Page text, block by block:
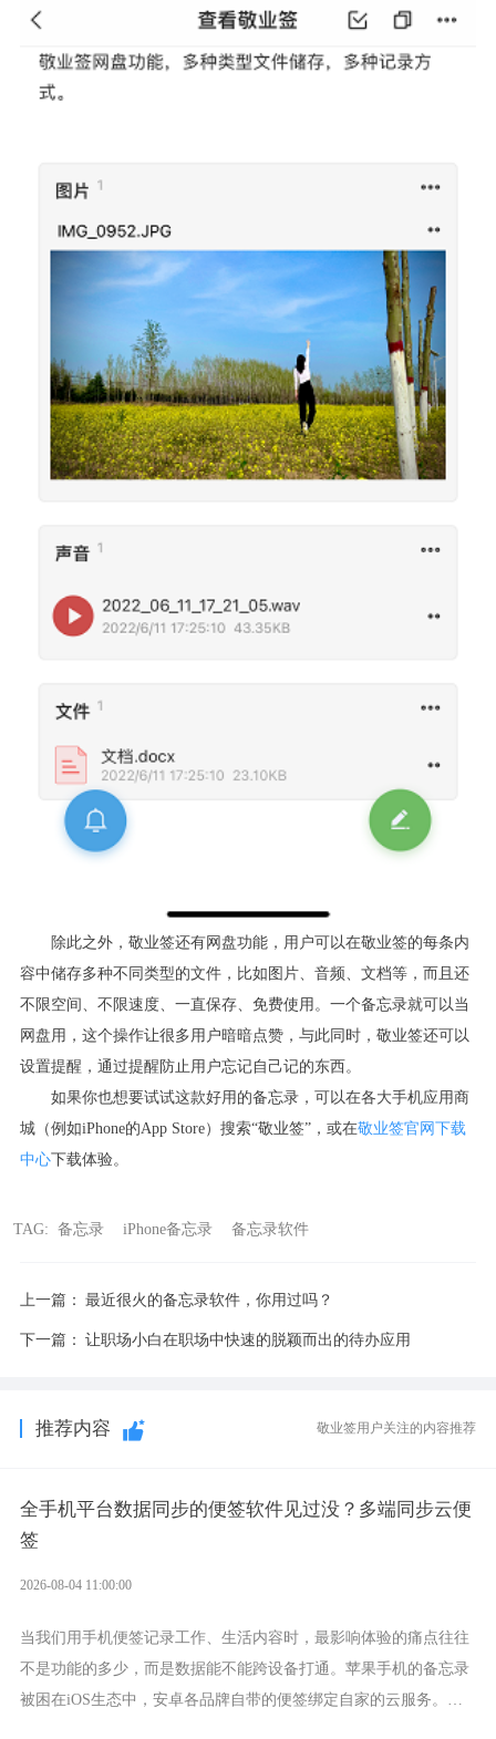
除此之外，敬业签还有网盘功能，用户可以在敬业签的每条内
容中储存多种不同类型的文件，比如图片、音频、文档等，而且还
不限空间、不限速度、一直保存、免费使用。一个备忘录就可以当
网盘用，这个操作让很多用户暗暗点赞，与此同时，敬业签还可以
设置提醒，通过提醒防止用户忘记自己记的东西。
如果你也想要试试这款好用的备忘录，可以在各大手机应用商
城（例如iPhone的App Store）搜索“敬业签”，或在敬业签官网下载
中心下载体验。
TAG: 备忘录 iPhone备忘录 备忘录软件
上一篇： 最近很火的备忘录软件，你用过吗？
下一篇： 让职场小白在职场中快速的脱颖而出的待办应用
推荐内容 敬业签用户关注的内容推荐
全手机平台数据同步的便签软件见过没？多端同步云便
签
2026-08-04 11:00:00
当我们用手机便签记录工作、生活内容时，最影响体验的痛点往往
不是功能的多少，而是数据能不能跨设备打通。苹果手机的备忘录
被困在iOS生态中，安卓各品牌自带的便签绑定自家的云服务。而